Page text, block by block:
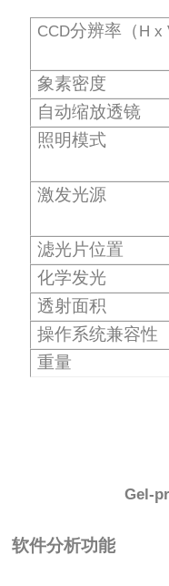
CCD分辨率（ H x
象素密度
自动缩放透镜
照明模式
激发光源
滤光片位置
化学发光
透射面积
操作系统兼容性
重量
Gel-
软件分析功能